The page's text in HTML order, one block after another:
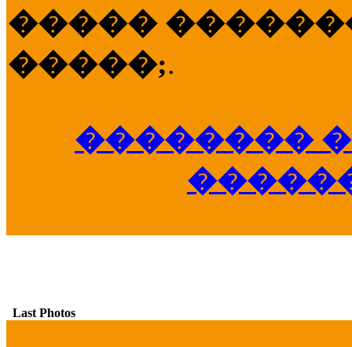
�����
�����;.
��������
Last Photos